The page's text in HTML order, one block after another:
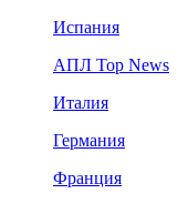
Испания
АПЛ Top News
Италия
Германия
Франция